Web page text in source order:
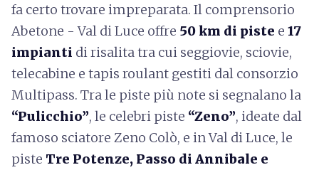
fa certo trovare impreparata. Il comprensorio
Abetone - Val di Luce offre 50 km di piste e 17
impianti di risalita tra cui seggiovie, sciovie,
telecabine e tapis roulant gestiti dal consorzio
Multipass. Tra le piste più note si segnalano la
“Pulicchio”, le celebri piste “Zeno”, ideate dal
famoso sciatore Zeno Colò, e in Val di Luce, le
piste Tre Potenze, Passo di Annibale e